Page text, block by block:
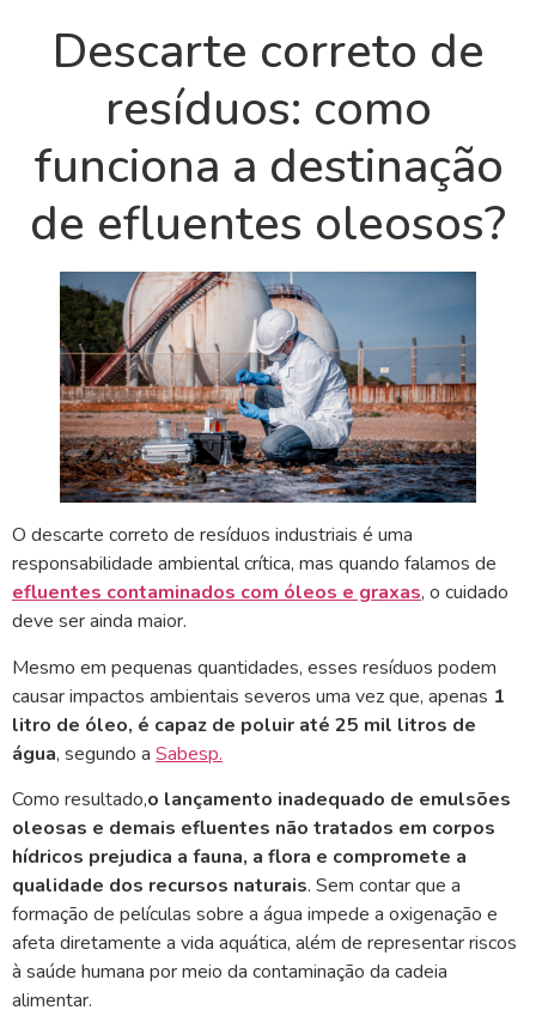
Descarte correto de
resíduos: como
funciona a destinação
de efluentes oleosos?
O descarte correto de resíduos industriais é uma
responsabilidade ambiental crítica, mas quando falamos de
efluentes contaminados com óleos e graxas, o cuidado
deve ser ainda maior.
Mesmo em pequenas quantidades, esses resíduos podem
causar impactos ambientais severos uma vez que, apenas 1
litro de óleo, é capaz de poluir até 25 mil litros de
água, segundo a Sabesp.
Como resultado,o lançamento inadequado de emulsões
oleosas e demais efluentes não tratados em corpos
hídricos prejudica a fauna, a flora e compromete a
qualidade dos recursos naturais. Sem contar que a
formação de películas sobre a água impede a oxigenação e
afeta diretamente a vida aquática, além de representar riscos
à saúde humana por meio da contaminação da cadeia
alimentar.